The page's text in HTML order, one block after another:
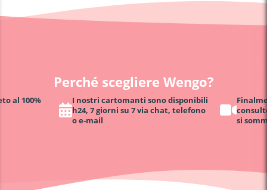
Perché scegliere Wengo?
al 100%
I nostri cartomanti sono disponibili
h24, 7 giorni su 7 via chat, telefono
o e-mail
si